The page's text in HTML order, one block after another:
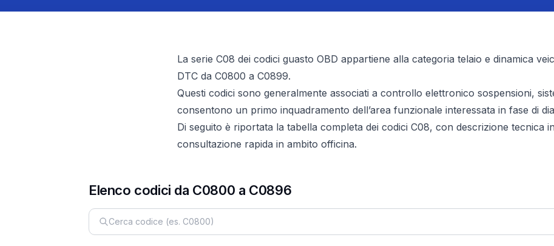
La serie C08 dei codici guasto OBD appartiene alla categoria telaio e dinamica
DTC da C0800 a C0899.
Questi codici sono generalmente associati a controllo elettronico sospensioni,
consentono un primo inquadramento dell’area funzionale interessata in fase di
Di seguito è riportata la tabella completa dei codici C08, con descrizione tecnica
consultazione rapida in ambito officina.
Elenco codici da C0800 a C0896